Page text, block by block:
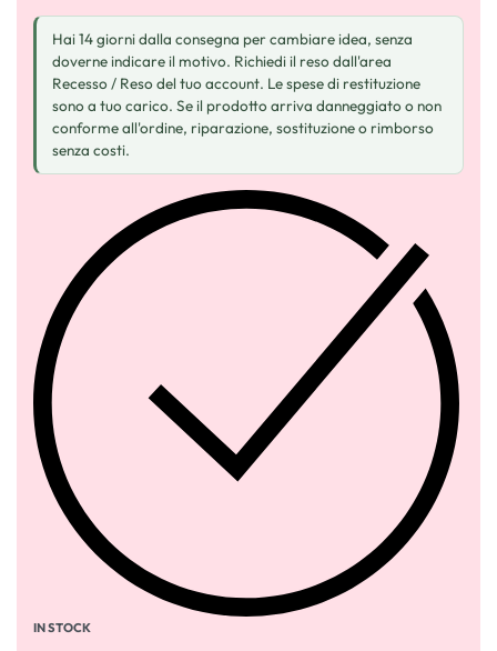
Hai 14 giorni dalla consegna per cambiare idea, senza
doverne indicare il motivo. Richiedi il reso dall'area
Recesso / Reso del tuo account. Le spese di restituzione
sono a tuo carico. Se il prodotto arriva danneggiato o non
conforme all'ordine, riparazione, sostituzione o rimborso
senza costi.
IN STOCK